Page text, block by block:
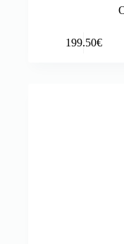
199.50€